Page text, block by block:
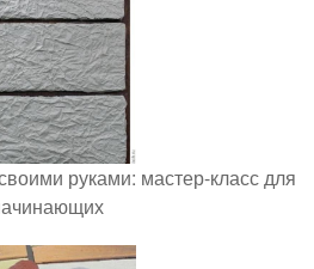
руками: мастер-класс для